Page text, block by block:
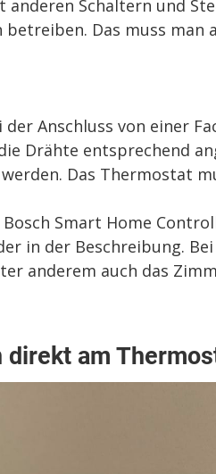
Schaltern und
Das muss man
Anschluss von einer
Drähte entsprechend
Das Thermostat
Smart Home
in der Beschreibung.
anderem auch das
direkt am